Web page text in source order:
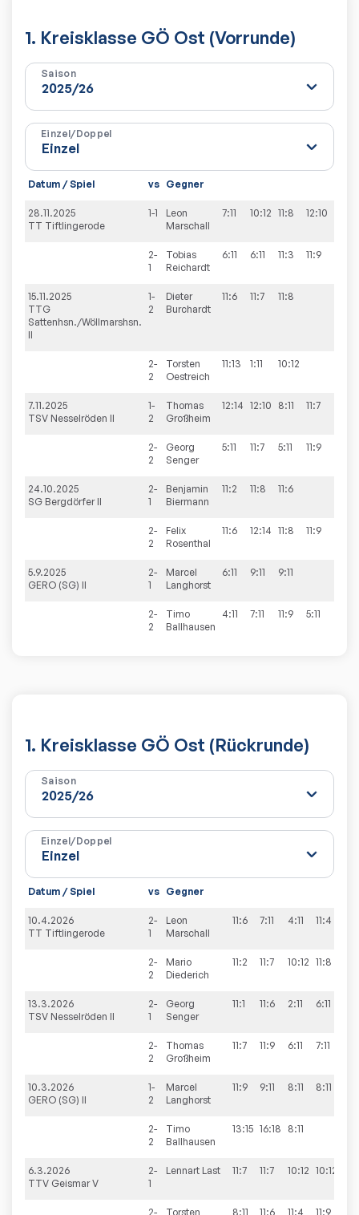
1. Kreisklasse GÖ Ost (Vorrunde)
Saison
Einzel/Doppel
Datum / Spiel vs Gegner
28.11.2025
TT Tiftlingerode
1-1
Leon
Marschall
7:11 10:12 11:8 12:10
2-
1
Tobias
Reichardt
6:11 6:11 11:3 11:9
15.11.2025
TTG
Sattenhsn./Wöllmarshsn.
II
1-
2
Dieter
Burchardt
11:6 11:7 11:8
2-
2
Torsten
Oestreich
11:13 1:11 10:12
7.11.2025
TSV Nesselröden II
1-
2
Thomas
Großheim
12:14 12:10 8:11 11:7
2-
2
Georg
Senger
5:11 11:7 5:11 11:9
24.10.2025
SG Bergdörfer II
2-
1
Benjamin
Biermann
11:2 11:8 11:6
2-
2
Felix
Rosenthal
11:6 12:14 11:8 11:9
5.9.2025
GERO (SG) II
2-
1
Marcel
Langhorst
6:11 9:11 9:11
2-
2
Timo
Ballhausen
4:11 7:11 11:9 5:11
1. Kreisklasse GÖ Ost (Rückrunde)
Saison
Einzel/Doppel
Datum / Spiel vs Gegner
10.4.2026
TT Tiftlingerode
2-
1
Leon
Marschall
11:6 7:11 4:11 11:4
2-
2
Mario
Diederich
11:2 11:7 10:12 11:8
13.3.2026
TSV Nesselröden II
2-
1
Georg
Senger
11:1 11:6 2:11 6:11
2-
2
Thomas
Großheim
11:7 11:9 6:11 7:11
10.3.2026
GERO (SG) II
1-
2
Marcel
Langhorst
11:9 9:11 8:11 8:11
2-
2
Timo
Ballhausen
13:15 16:18 8:11
6.3.2026
TTV Geismar V
2-
1
Lennart Last 11:7 11:7 10:12 10:12
2- Torsten 8:11 11:6 11:4 11:9